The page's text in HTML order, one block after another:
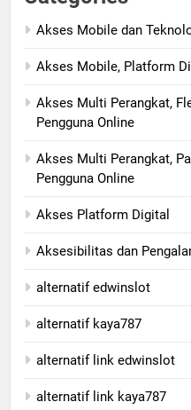
Akses Mobile dan
Akses Mobile, Platform
Akses Multi Perangkat,
Pengguna Online
Akses Multi Perangkat,
Pengguna Online
Akses Platform Digital
Aksesibilitas dan
alternatif edwinslot
alternatif kaya787
alternatif link edwinslot
alternatif link kaya787